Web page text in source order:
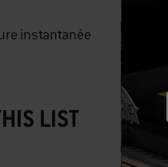
instantanée
LIST